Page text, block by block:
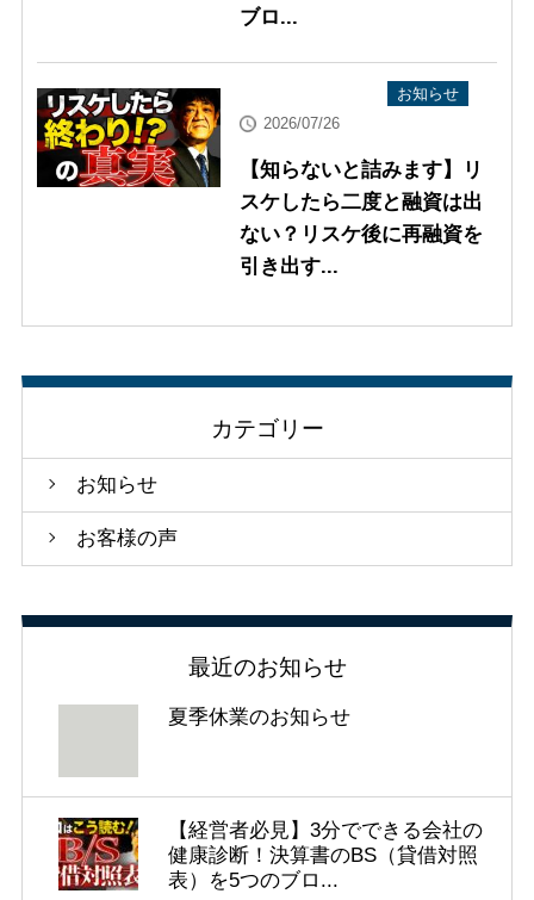
ブロ...
お知らせ
2026/07/26
【知らないと詰みます】リ
スケしたら二度と融資は出
ない？リスケ後に再融資を
引き出す...
カテゴリー
お知らせ
お客様の声
最近のお知らせ
夏季休業のお知らせ
【経営者必見】3分でできる会社の
健康診断！決算書のBS（貸借対照
表）を5つのブロ...